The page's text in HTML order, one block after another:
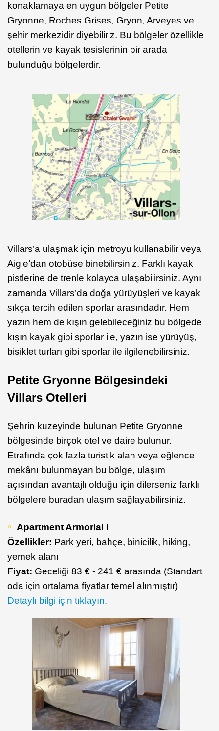
konaklamaya en uygun bölgeler Petite
Gryonne, Roches Grises, Gryon, Arveyes ve
şehir merkezidir diyebiliriz. Bu bölgeler özellikle
otellerin ve kayak tesislerinin bir arada
bulunduğu bölgelerdir.
Villars’a ulaşmak için metroyu kullanabilir veya
Aigle’dan otobüse binebilirsiniz. Farklı kayak
pistlerine de trenle kolayca ulaşabilirsiniz. Aynı
zamanda Villars’da doğa yürüyüşleri ve kayak
sıkça tercih edilen sporlar arasındadır. Hem
yazın hem de kışın gelebileceğiniz bu bölgede
kışın kayak gibi sporlar ile, yazın ise yürüyüş,
bisiklet turları gibi sporlar ile ilgilenebilirsiniz.
Petite Gryonne Bölgesindeki
Villars Otelleri
Şehrin kuzeyinde bulunan Petite Gryonne
bölgesinde birçok otel ve daire bulunur.
Etrafında çok fazla turistik alan veya eğlence
mekânı bulunmayan bu bölge, ulaşım
açısından avantajlı olduğu için dilerseniz farklı
bölgelere buradan ulaşım sağlayabilirsiniz.
Apartment Armorial I
Özellikler: Park yeri, bahçe, binicilik, hiking,
yemek alanı
Fiyat: Geceliği 83 € - 241 € arasında (Standart
oda için ortalama fiyatlar temel alınmıştır)
Detaylı bilgi için tıklayın.